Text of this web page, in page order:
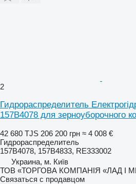
2
Гидрораспределитель
157B4078 для зерноуборочного
42 680 TJS 206 200 грн ≈ 4 008 €
Гидрораспределитель
157B4078, 157B4833, RE333002
Украина, м. Київ
ТОВ «ТОРГОВА КОМПАНІЯ «ЛАД І
Связаться с продавцом